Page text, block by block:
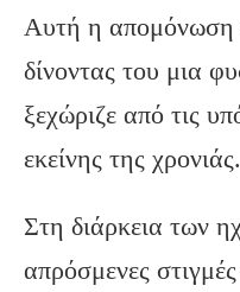
Αυτή η απομόνωση
δίνοντας του μια
ξεχώριζε από τις
εκείνης της χρονιάς.
Στη διάρκεια των
απρόσμενες